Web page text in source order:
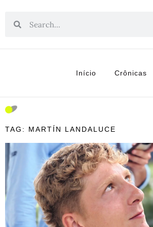
Início Crônicas
TAG: MARTÍN LANDALUCE